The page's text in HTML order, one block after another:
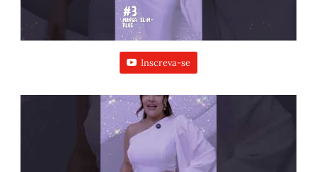
Inscreva-se